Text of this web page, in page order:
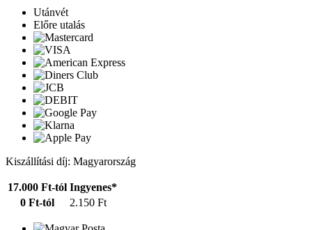
Utánvét
Előre utalás
Kiszállítási díj: Magyarország
17.000 Ft-tól Ingyenes*
0 Ft-tól
2.150 Ft